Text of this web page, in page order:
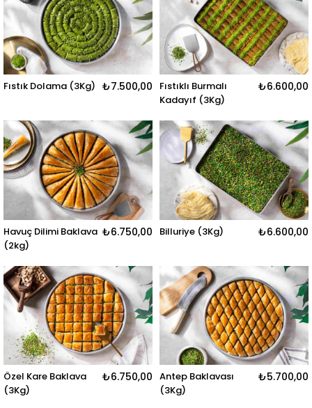
Fıstık Dolama (3Kg) ₺7.500,00
Fıstıklı Burmalı
Kadayıf (3Kg)
₺6.600,00
Havuç Dilimi Baklava
(2kg)
₺6.750,00 Billuriye (3Kg) ₺6.600,00
Özel Kare Baklava
(3Kg)
₺6.750,00 Antep Baklavası
(3Kg)
₺5.700,00